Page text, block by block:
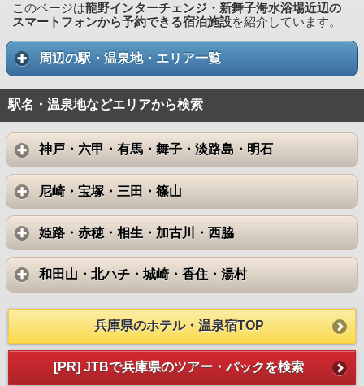
このページは龍野インターチェンジ・新舞子海水浴場近辺の
スマートフォンから予約できる宿泊施設を紹介しています。
周辺の駅・温泉地・エリア一覧
駅名・温泉地などエリアから検索
神戸・六甲・有馬・舞子・淡路島・明石
尼崎・宝塚・三田・篠山
姫路・赤穂・相生・加古川・西脇
和田山・北ハチ・城崎・香住・湯村
兵庫県のホテル・温泉宿TOP
[PR] JTBで兵庫県のツアー・パックを検索